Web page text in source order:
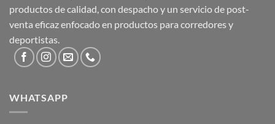
productos de calidad, con despacho y un servicio de post-
venta eficaz enfocado en productos para corredores y
deportistas.
WHATSAPP